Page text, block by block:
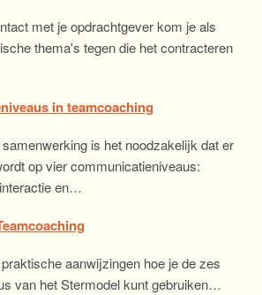
met je opdrachtgever kom je als
thema's tegen die het contracteren
in teamcoaching
is het noodzakelijk dat er
op vier communicatieniveaus:
en…
aanwijzingen hoe je de zes
van het Stermodel kunt gebruiken…